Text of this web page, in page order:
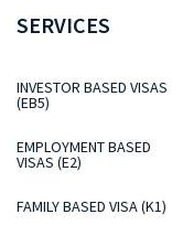
SERVICES
INVESTOR BASED VISAS
(EB5)
EMPLOYMENT BASED
VISAS (E2)
FAMILY BASED VISA (K1)